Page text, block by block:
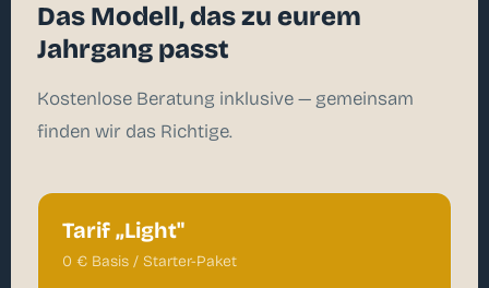
Das Modell, das zu eurem
Jahrgang passt
Kostenlose Beratung inklusive — gemeinsam
finden wir das Richtige.
Tarif „Light"
0 € Basis / Starter-Paket